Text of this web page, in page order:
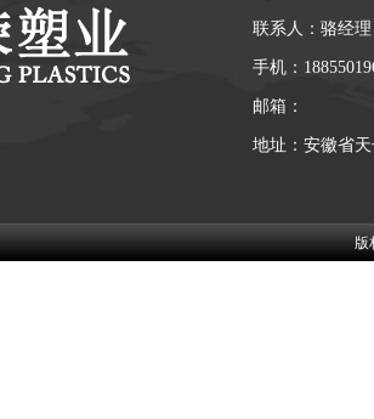
联系人：骆经理
手机：
邮箱：
地址：安徽省
版